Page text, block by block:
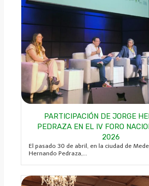
PARTICIPACIÓN DE JORGE
PEDRAZA EN EL IV FORO
2026
El pasado 30 de abril, en la ciudad de
Hernando Pedraza,...